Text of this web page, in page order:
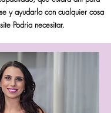
y ayudarlo con cualquier cosa
Podria necesitar.